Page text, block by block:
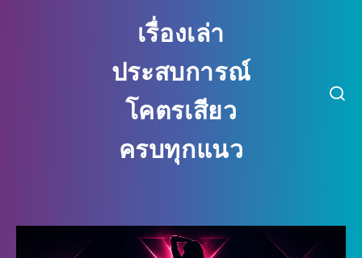
เรื่องเล่า ประสบการณ์ โคตรเสียว คร
เรื่องเล่า
ประสบการณ์
โคตรเสียว
ครบทุกแนว